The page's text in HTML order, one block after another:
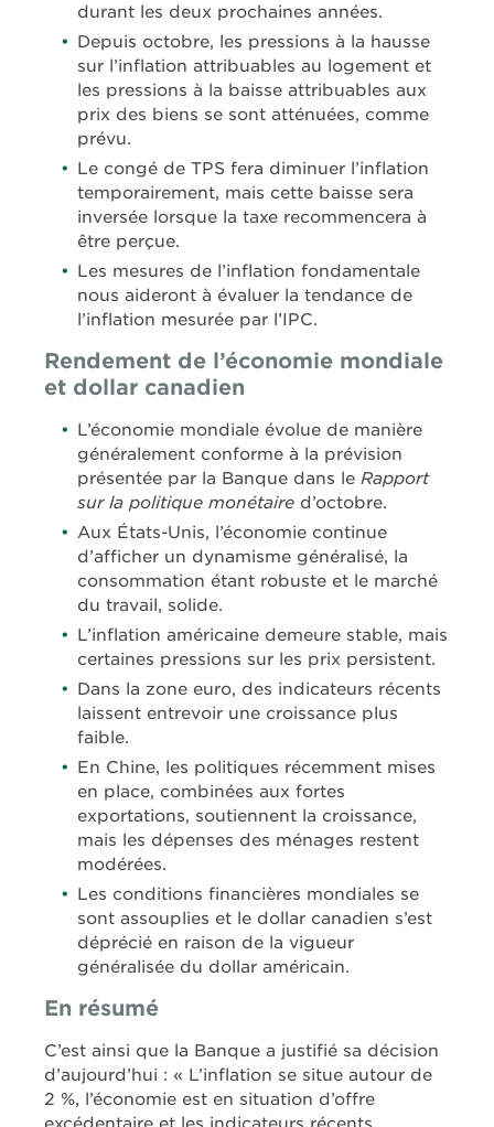
durant les deux prochaines années.
Depuis octobre, les pressions à la hausse
sur l’inflation attribuables au logement et
les pressions à la baisse attribuables aux
prix des biens se sont atténuées, comme
prévu.
Le congé de TPS fera diminuer l’inflation
temporairement, mais cette baisse sera
inversée lorsque la taxe recommencera à
être perçue.
Les mesures de l’inflation fondamentale
nous aideront à évaluer la tendance de
l’inflation mesurée par l’IPC.
Rendement de l’économie mondiale
et dollar canadien
L’économie mondiale évolue de manière
généralement conforme à la prévision
présentée par la Banque dans le Rapport
sur la politique monétaire d’octobre.
Aux États-Unis, l’économie continue
d’afficher un dynamisme généralisé, la
consommation étant robuste et le marché
du travail, solide.
L’inflation américaine demeure stable, mais
certaines pressions sur les prix persistent.
Dans la zone euro, des indicateurs récents
laissent entrevoir une croissance plus
faible.
En Chine, les politiques récemment mises
en place, combinées aux fortes
exportations, soutiennent la croissance,
mais les dépenses des ménages restent
modérées.
Les conditions financières mondiales se
sont assouplies et le dollar canadien s’est
déprécié en raison de la vigueur
généralisée du dollar américain.
En résumé
C’est ainsi que la Banque a justifié sa décision
d’aujourd’hui : « L’inflation se situe autour de
2 %, l’économie est en situation d’offre